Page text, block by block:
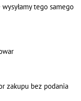
tego samego
zakupu bez podania